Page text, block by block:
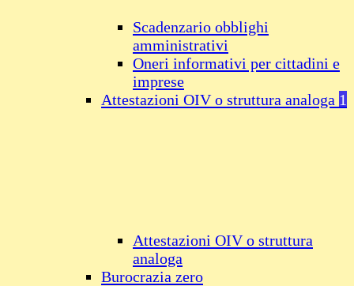
Scadenzario obblighi
amministrativi
Oneri informativi per cittadini e
imprese
Attestazioni OIV o struttura analoga 1
Attestazioni OIV o struttura
analoga
Burocrazia zero